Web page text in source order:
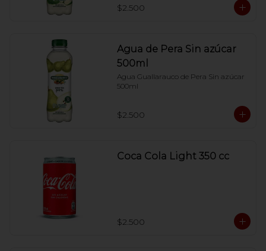
$2.500
Agua de Pera Sin azúcar
500ml
Agua Guallarauco de Pera Sin azúcar
500ml
$2.500
Coca Cola Light 350 cc
$2.500